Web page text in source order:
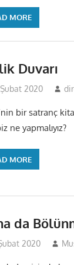
MORE
Duvarı
Şubat 2020
bir satranç
ne yapmalıyız?
MORE
da
2020